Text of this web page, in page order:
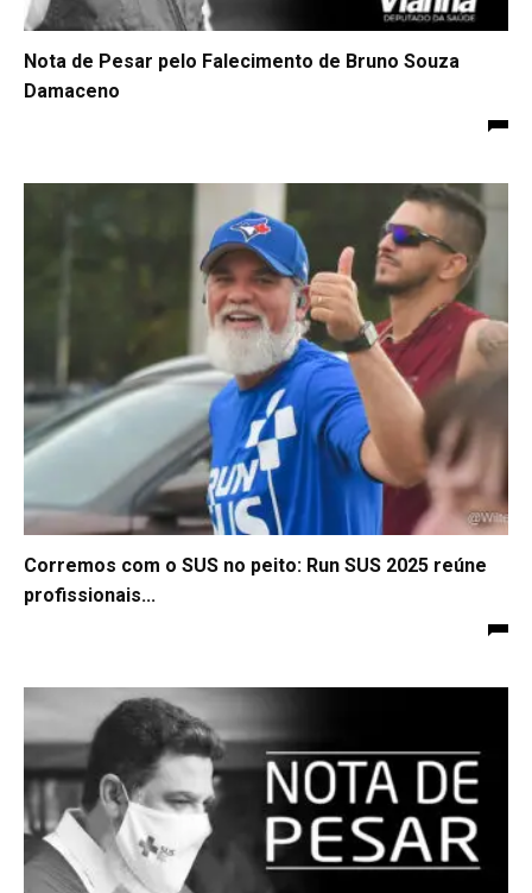
Nota de Pesar pelo Falecimento de Bruno Souza
Damaceno
Corremos com o SUS no peito: Run SUS 2025 reúne
profissionais...